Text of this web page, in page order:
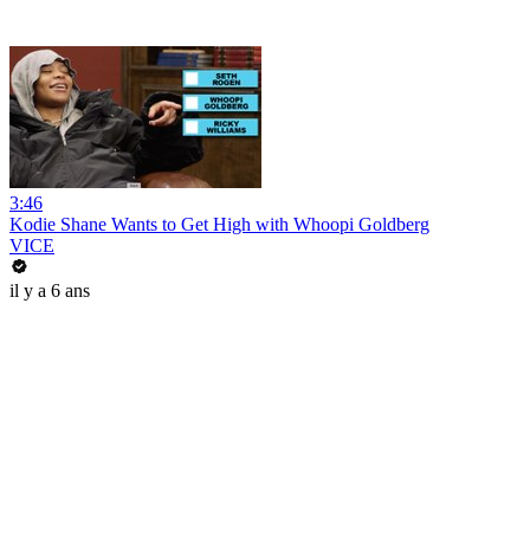
3:46
Kodie Shane Wants to Get High with Whoopi Goldberg
VICE
il y a 6 ans